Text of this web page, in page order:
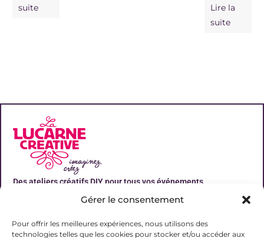
Gérer le consentement
Pour offrir les meilleures expériences, nous utilisons des
technologies telles que les cookies pour stocker et/ou accéder aux
suite
Lire la
suite
Des ateliers créatifs DIY pour tous vos événements
Liens utiles